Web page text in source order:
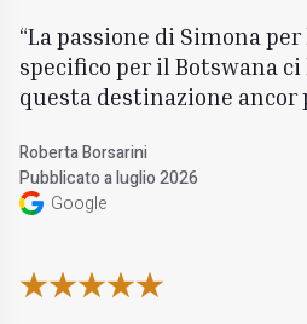
La passione di Simona
specifico per il Botswana
questa destinazione
Roberta Borsarini
Pubblicato a luglio 2026
Google